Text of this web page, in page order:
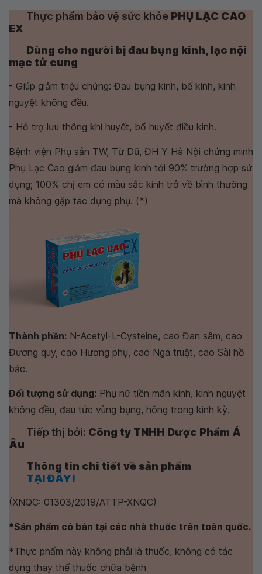
Thực phẩm bảo vệ sức khỏe PHỤ LẠC CAO
EX
Dùng cho người bị đau bụng kinh, lạc nội
mạc tử cung
- Giúp giảm triệu chứng: Đau bụng kinh, bế kinh, kinh
nguyệt không đều.
- Hỗ trợ lưu thông khí huyết, bổ huyết điều kinh.
Bệnh viện Phụ sản TW, Từ Dũ, ĐH Y Hà Nội chứng minh
Phụ Lạc Cao giảm đau bụng kinh tới 90% trường hợp sử
dụng; 100% chị em có màu sắc kinh trở về bình thường
mà không gặp tác dụng phụ. (*)
Thành phần: N-Acetyl-L-Cysteine, cao Đan sâm, cao
Đương quy, cao Hương phụ, cao Nga truật, cao Sài hồ
bắc.
Đối tượng sử dụng: Phụ nữ tiền mãn kinh, kinh nguyệt
không đều, đau tức vùng bụng, hông trong kinh kỳ.
Tiếp thị bởi: Công ty TNHH Dược Phẩm Á
Âu
Thông tin chi tiết về sản phẩm
TẠI ĐÂY!
(XNQC: 01303/2019/ATTP-XNQC)
*Sản phẩm có bán tại các nhà thuốc trên toàn quốc.
*Thực phẩm này không phải là thuốc, không có tác
dụng thay thế thuốc chữa bệnh